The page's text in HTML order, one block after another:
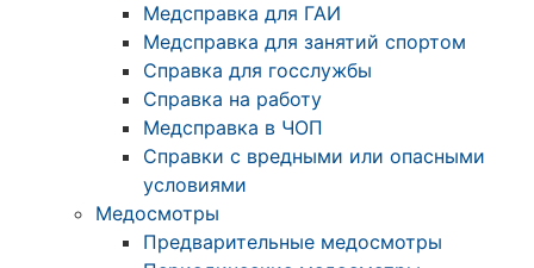
Медсправка для ГАИ
Медсправка для занятий спортом
Справка для госслужбы
Справка на работу
Медсправка в ЧОП
Справки с вредными или опасными
условиями
Медосмотры
Предварительные медосмотры